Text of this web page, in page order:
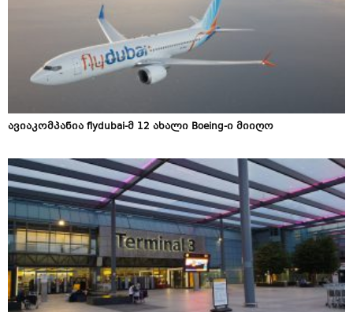
ავიაკომპანია flydubai-მ 12 ახალი Boeing-ი მიიღო